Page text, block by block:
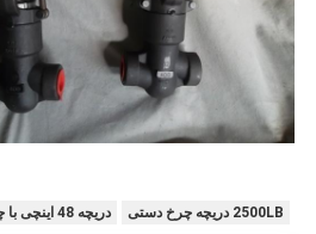
2500LB دریچه چرخ دستی دریچه 48 اینچی با چرخ دستی